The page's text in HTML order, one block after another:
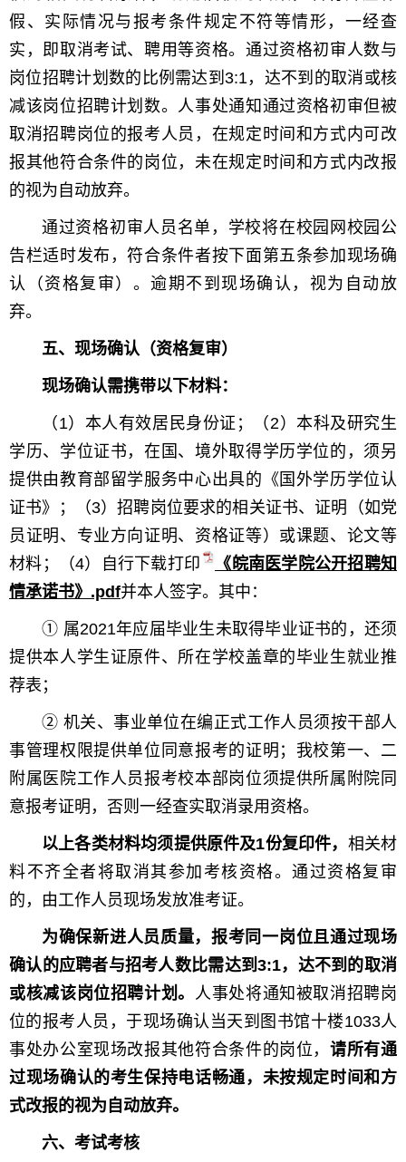
假、实际情况与报考条件规定不符等情形，一经查
实，即取消考试、聘用等资格。通过资格初审人数与
岗位招聘计划数的比例需达到3:1，达不到的取消或核
减该岗位招聘计划数。人事处通知通过资格初审但被
取消招聘岗位的报考人员，在规定时间和方式内可改
报其他符合条件的岗位，未在规定时间和方式内改报
的视为自动放弃。
通过资格初审人员名单，学校将在校园网校园公
告栏适时发布，符合条件者按下面第五条参加现场确
认（资格复审）。逾期不到现场确认，视为自动放
弃。
五、现场确认（资格复审）
现场确认需携带以下材料：
（1）本人有效居民身份证；（2）本科及研究生
学历、学位证书，在国、境外取得学历学位的，须另
提供由教育部留学服务中心出具的《国外学历学位认
证书》；（3）招聘岗位要求的相关证书、证明（如党
员证明、专业方向证明、资格证等）或课题、论文等
材料；（4）自行下载打印
《皖南医学院公开招聘知
情承诺书》.pdf并本人签字。其中：
① 属2021年应届毕业生未取得毕业证书的，还须
提供本人学生证原件、所在学校盖章的毕业生就业推
荐表；
② 机关、事业单位在编正式工作人员须按干部人
事管理权限提供单位同意报考的证明；我校第一、二
附属医院工作人员报考校本部岗位须提供所属附院同
意报考证明，否则一经查实取消录用资格。
以上各类材料均须提供原件及1份复印件， 相关材
料不齐全者将取消其参加考核资格。通过资格复审
的，由工作人员现场发放准考证。
为确保新进人员质量，报考同一岗位且通过现场
确认的应聘者与招考人数比需达到3:1，达不到的取消
或核减该岗位招聘计划。 人事处将通知被取消招聘岗
位的报考人员，于现场确认当天到图书馆十楼1033人
事处办公室现场改报其他符合条件的岗位，请所有通
过现场确认的考生保持电话畅通，未按规定时间和方
式改报的视为自动放弃。
六、考试考核